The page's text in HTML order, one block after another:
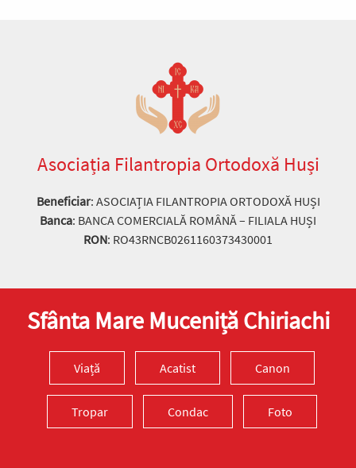
Asociația Filantropia Ortodoxă Huși
Beneficiar: ASOCIAȚIA FILANTROPIA ORTODOXĂ HUȘI
Banca: BANCA COMERCIALĂ ROMÂNĂ – FILIALA HUȘI
RON: RO43RNCB0261160373430001
Sfânta Mare Muceniță Chiriachi
Viață Acatist Canon
Tropar Condac Foto